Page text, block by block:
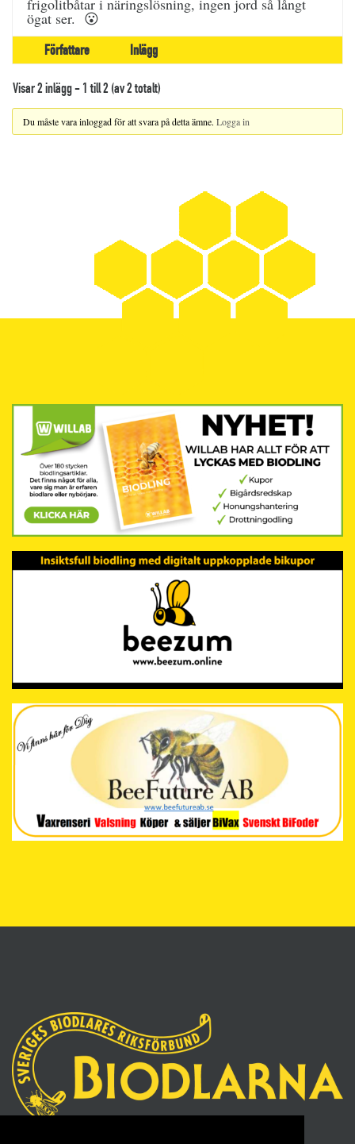
frigolitbåtar i näringslösning, ingen jord så långt
ögat ser. 😮
Författare Inlägg
Visar 2 inlägg - 1 till 2 (av 2 totalt)
Du måste vara inloggad för att svara på detta ämne. Logga in